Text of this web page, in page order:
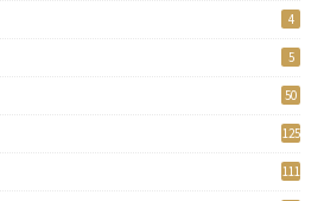
4
5
50
125
111